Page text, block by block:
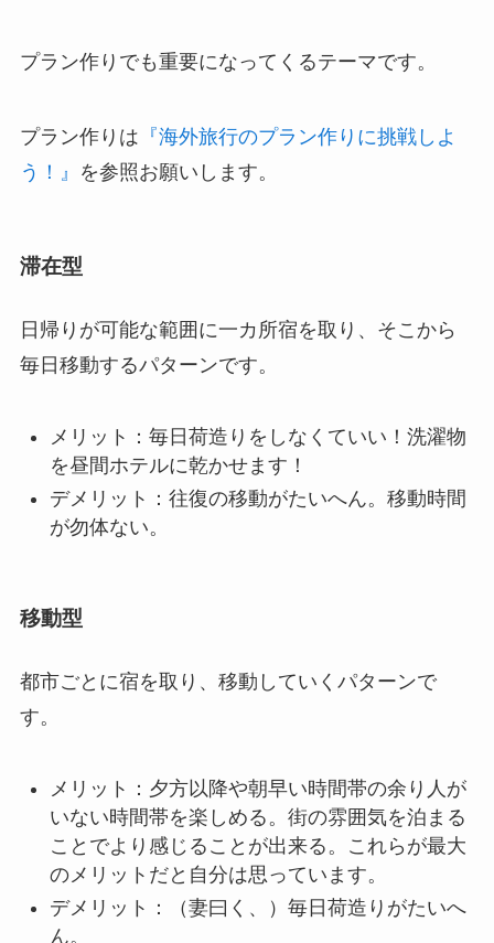
プラン作りでも重要になってくるテーマです。
プラン作りは 『海外旅行のプラン作りに挑戦しよ
う！』
を参照お願いします。
滞在型
日帰りが可能な範囲に一カ所宿を取り、そこから
毎日移動するパターンです。
メリット：毎日荷造りをしなくていい！洗濯物
を昼間ホテルに乾かせます！
デメリット：往復の移動がたいへん。移動時間
が勿体ない。
移動型
都市ごとに宿を取り、移動していくパターンで
す。
メリット：夕方以降や朝早い時間帯の余り人が
いない時間帯を楽しめる。街の雰囲気を泊まる
ことでより感じることが出来る。これらが最大
のメリットだと自分は思っています。
デメリット：（妻曰く、）毎日荷造りがたいへ
ん。